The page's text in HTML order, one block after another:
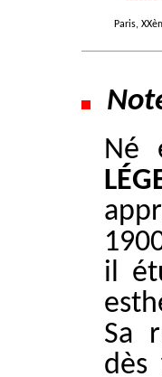
Paris,
Né
il
Sa
dès